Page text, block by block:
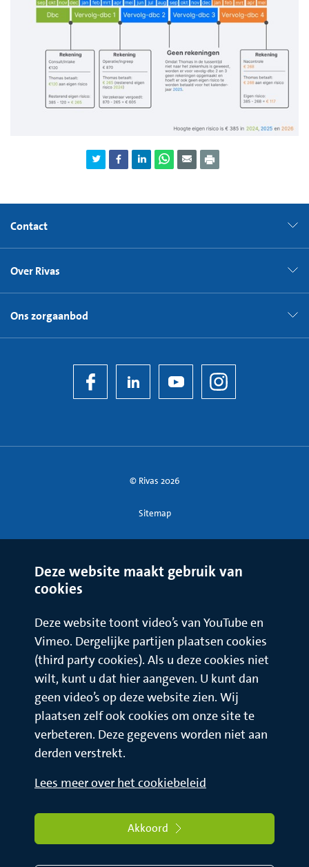
Contact
Over Rivas
Ons zorgaanbod
© Rivas 2026
Sitemap
Deze website maakt gebruik van
cookies
Deze website toont video’s van YouTube en
Vimeo. Dergelijke partijen plaatsen cookies
(third party cookies). Als u deze cookies niet
wilt, kunt u dat hier aangeven. U kunt dan
geen video’s op deze website zien. Wij
plaatsen zelf ook cookies om onze site te
verbeteren. Deze gegevens worden niet aan
derden verstrekt.
Lees meer over het cookiebeleid
Akkoord